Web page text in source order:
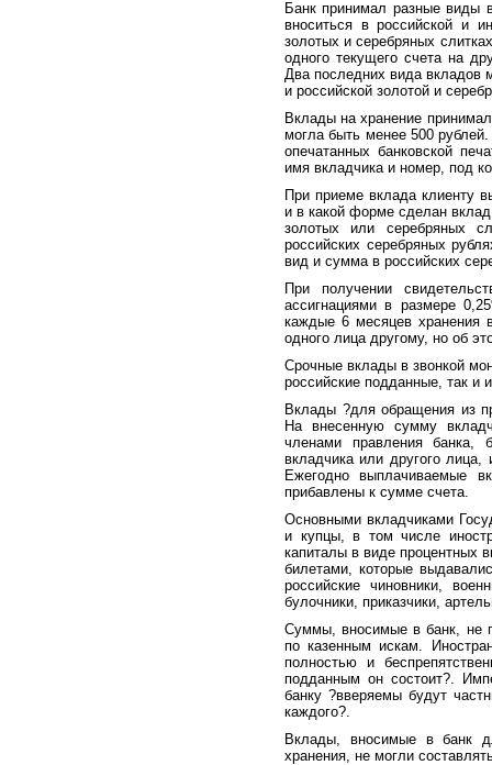
Банк принимал разные виды
вноситься в российской и
золотых и серебряных
одного текущего счета на
Два последних вида вкладов
и российской золотой и
Вклады на хранение
могла быть менее 500
опечатанных банковской
имя вкладчика и номер, под
При приеме вклада клиенту
и в какой форме сделан
золотых или серебряных
российских серебряных
вид и сумма в российских
При получении
ассигнациями в размере
каждые 6 месяцев хранения
одного лица другому, но об
Срочные вклады в звонкой
российские подданные, так и
Вклады ?для обращения из
На внесенную сумму
членами правления банка,
вкладчика или другого
Ежегодно выплачиваемые
прибавлены к сумме счета.
Основными вкладчиками
и купцы, в том числе
капиталы в виде процентных
билетами, которые
российские чиновники,
булочники, приказчики,
Суммы, вносимые в банк, не
по казенным искам.
полностью и
подданным он состоит?.
банку ?вверяемы будут
каждого?.
Вклады, вносимые в банк
хранения, не могли